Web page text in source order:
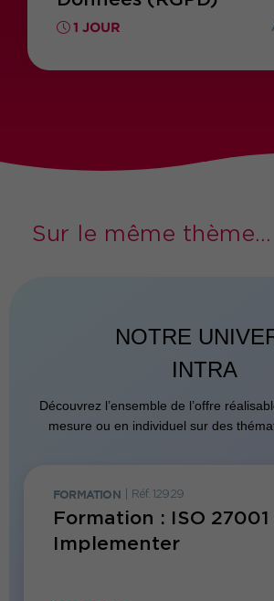
1 JOUR
Sur le même thème...
NOTRE
INTRA
Découvrez l’ensemble de l’offre
mesure ou en individuel sur des
FORMATION Réf. 12929
Formation : ISO 27001
Implementer